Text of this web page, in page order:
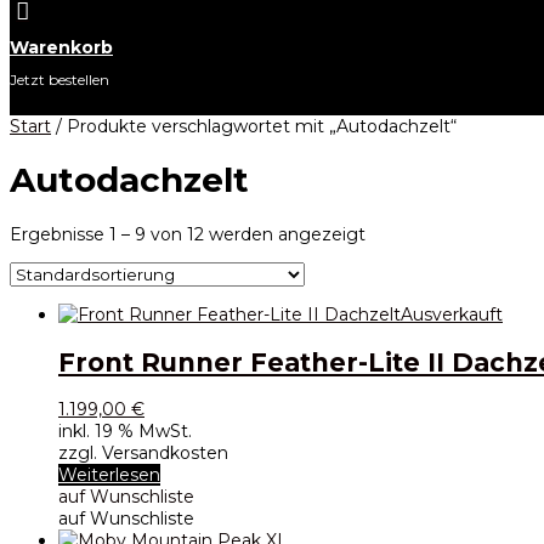

Warenkorb
Jetzt bestellen
Start / Produkte verschlagwortet mit „Autodachzelt“
Autodachzelt
Ergebnisse 1 – 9 von 12 werden angezeigt
Ausverkauft
Front Runner Feather-Lite II
1.199,00 €
inkl. 19 % MwSt.
zzgl. Versandkosten
Weiterlesen
auf Wunschliste
auf Wunschliste